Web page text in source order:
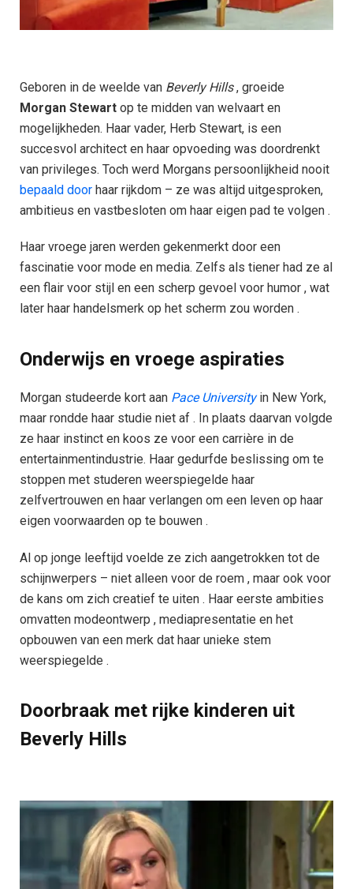
Geboren in de weelde van Beverly Hills, groeide
Morgan Stewart op te midden van welvaart en
mogelijkheden. Haar vader, Herb Stewart, is een
succesvol architect en haar opvoeding was doordrenkt
van privileges. Toch werd Morgans persoonlijkheid nooit
bepaald door haar rijkdom – ze was altijd uitgesproken,
ambitieus en vastbesloten om haar eigen pad te volgen .
Haar vroege jaren werden gekenmerkt door een
fascinatie voor mode en media. Zelfs als tiener had ze al
een flair voor stijl en een scherp gevoel voor humor , wat
later haar handelsmerk op het scherm zou worden .
Onderwijs en vroege aspiraties
Morgan studeerde kort aan Pace Universityin New York,
maar rondde haar studie niet af . In plaats daarvan volgde
ze haar instinct en koos ze voor een carrière in de
entertainmentindustrie. Haar gedurfde beslissing om te
stoppen met studeren weerspiegelde haar
zelfvertrouwen en haar verlangen om een leven op haar
eigen voorwaarden op te bouwen .
Al op jonge leeftijd voelde ze zich aangetrokken tot de
schijnwerpers – niet alleen voor de roem , maar ook voor
de kans om zich creatief te uiten . Haar eerste ambities
omvatten modeontwerp , mediapresentatie en het
opbouwen van een merk dat haar unieke stem
weerspiegelde .
Doorbraak met rijke kinderen uit
Beverly Hills